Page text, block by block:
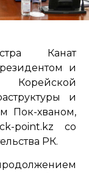
Канат
и
Корейской
и
Пок-хваном,
point.kz со
РК.